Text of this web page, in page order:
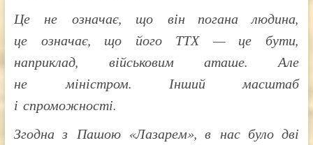
Це не означає, що він погана людина,
це означає, що його ТТХ — це бути,
наприклад, військовим аташе. Але
не міністром. Інший масштаб
і спроможності.
Згодна з Пашою «Лазарем», в нас було дві